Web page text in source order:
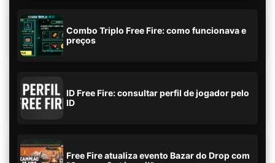
Combo Triplo Free Fire: como funcionava e
preços
ID Free Fire: consultar perfil de jogador pelo
ID
Free Fire atualiza evento Bazar do Drop com